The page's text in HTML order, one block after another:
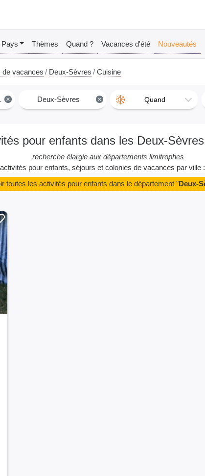
Pays Thèmes Quand ? Vacances d'été Nouveautés
de vacances Deux-Sèvres Cuisine
× ×
Deux-Sèvres Quand
pour enfants dans les Deux-
recherche élargie aux départements limitrophes
pour enfants, séjours et colonies de vacances par ville :
toutes les activités pour enfants dans le département "Deux-